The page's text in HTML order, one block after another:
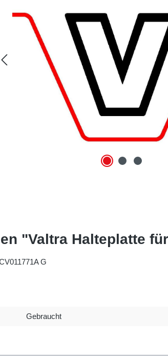
"Valtra Halteplatte
G
Gebraucht